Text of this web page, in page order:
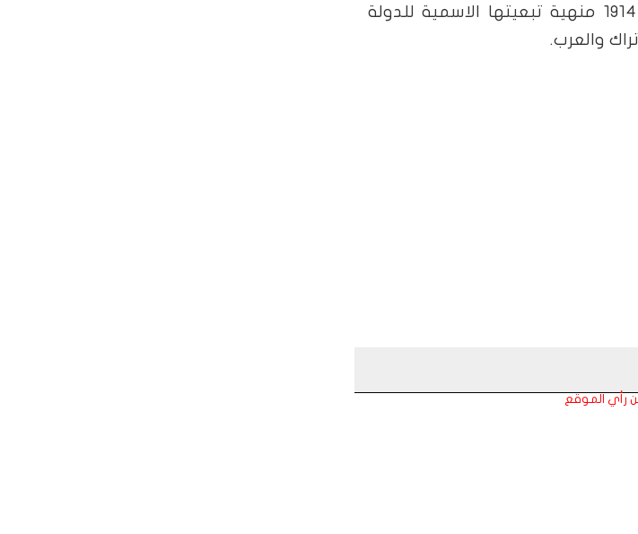
بمجرد اندلاع الحرب وقامت بريطانيا باعلان الحماية عليها عام 1914 منهية تبعيتها الاسمية للدولة
والعرب.
عن رأي الموقع